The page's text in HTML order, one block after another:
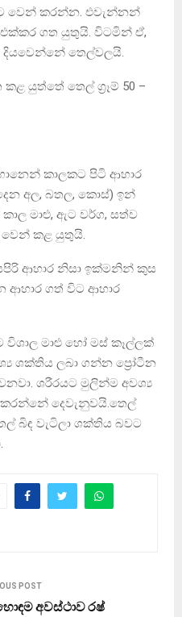
වෙන් කරන්න. එවැන්නන්
ගත යුතුයි. විටමින් ඒ,
දියවෙන්නේ තෙල්වලයි.
යුත්තේ තෙල් ග්‍රෑම් 50 –
කාලකට පිටි ආහාර
අල, බතල, කොස්) ඉන්
කාල මාළු, ඇට වර්ග, සත්ව
වෙන් කළ යුතුයි.
ආහාර නිසා ඉක්මනින් කුස
ආහාර ගත් විට ආහාර
මාළු හෝ මස් කෑල්ලක්
ශක්තිය ලබා ගන්න ප්‍රෝටීන
ශරීරයට මුලින්ම අවශ්‍ය
දෙවැනුවයි.තෙල්
බිඳ වැටිලා ශක්තිය බවට
POST
අවස්ථාව රෂ්